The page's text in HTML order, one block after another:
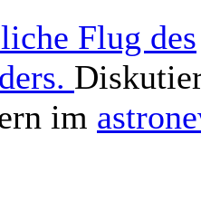
Flug des
im